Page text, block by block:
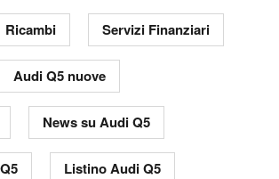
Ricambi Servizi Finanziari
Audi Q5 nuove
News su Audi Q5
Listino Audi Q5